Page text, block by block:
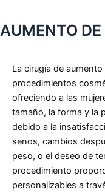
AUMENTO DE
La cirugía de
procedimientos
ofreciendo a las
tamaño, la forma y la
debido a la
senos, cambios
peso, o el deseo de
procedimiento
personalizables a